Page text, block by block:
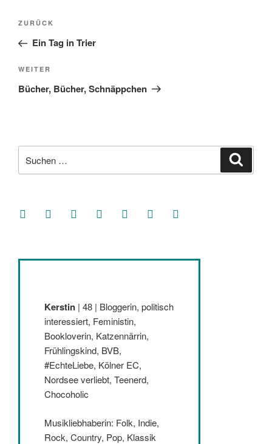
Beitragsnavigation
Vorheriger
Beitrag
ZURÜCK
Ein Tag in Trier
Nächster
Beitrag
WEITER
Bücher, Bücher, Schnäppchen
nach:
facebooksoundcloud
twitter mastodoninstagramthreads goodreads
Kerstin | 48 | Bloggerin, politisch
interessiert, Feministin,
Bookloverin, Katzennärrin,
Frühlingskind, BVB,
#EchteLiebe, Kölner EC,
Nordsee verliebt, Teenerd,
Chocoholic
Musikliebhaberin: Folk, Indie,
Rock, Country, Pop, Klassik